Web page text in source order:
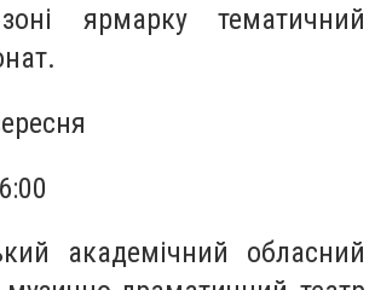
ярмарку тематичний
академічний обласний